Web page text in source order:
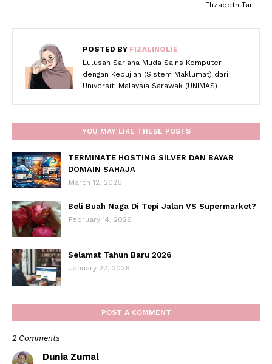
Elizabeth Tan
POSTED BY FIZALINOLIE
Lulusan Sarjana Muda Sains Komputer
dengan Kepujian (Sistem Maklumat) dari
Universiti Malaysia Sarawak (UNIMAS)
YOU MAY LIKE THESE POSTS
TERMINATE HOSTING SILVER DAN BAYAR
DOMAIN SAHAJA
March 12, 2026
Beli Buah Naga Di Tepi Jalan VS Supermarket?
February 14, 2026
Selamat Tahun Baru 2026
January 22, 2026
POST A COMMENT
2 Comments
Dunia Zumal